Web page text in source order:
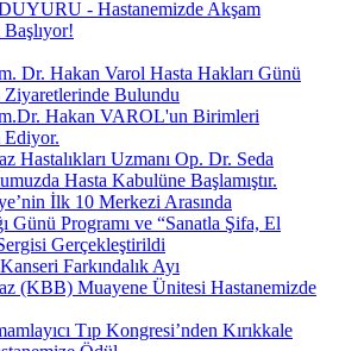
- Hastanemizde Akşam
Dr. Hakan Varol Hasta Hakları Günü
Ziyaretlerinde Bulundu
Hakan VAROL'un Birimleri
Ediyor.
Hastalıkları Uzmanı Op. Dr. Seda
Hasta Kabulüne Başlamıştır.
İlk 10 Merkezi Arasında
Günü Programı ve “Sanatla Şifa, El
Gerçekleştirildi
Farkındalık Ayı
(KBB) Muayene Ünitesi Hastanemizde
Tıp Kongresi’nden Kırıkkale